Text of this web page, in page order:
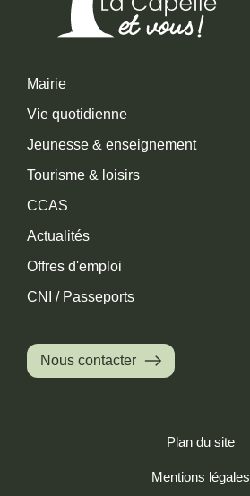
Mairie
Vie quotidienne
Jeunesse & enseignement
Tourisme & loisirs
CCAS
Actualités
Offres d'emploi
CNI / Passeports
Nous contacter
Plan du site
Mentions légales